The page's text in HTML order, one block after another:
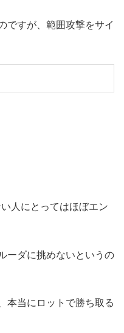
ですが、範囲攻撃をサイ
人にとってはほぼエン
ーダに挑めないというの
本当にロットで勝ち取る